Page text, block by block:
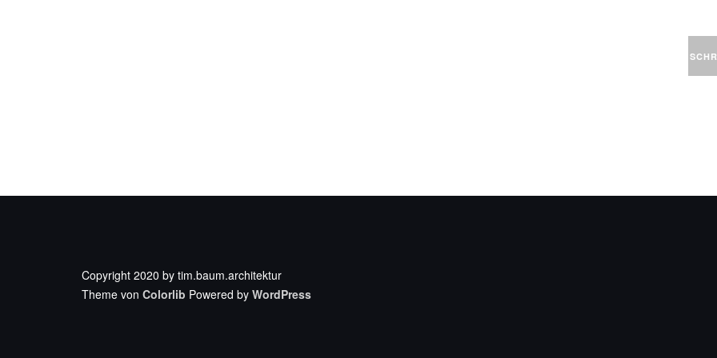
Copyright 2020 by tim.baum.architektur
Theme von Colorlib Powered by WordPress